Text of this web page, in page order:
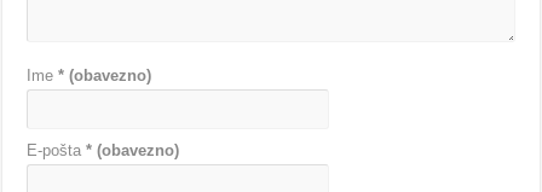
Ime* (obavezno)
E-pošta* (obavezno)